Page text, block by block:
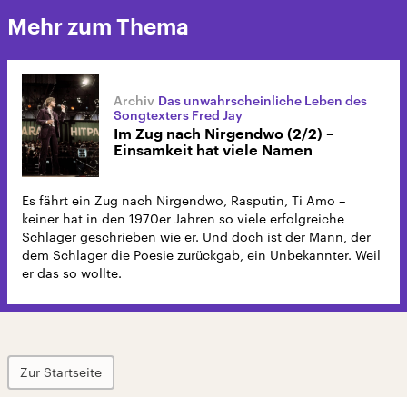
Mehr zum Thema
Das unwahrscheinliche Leben des
Songtexters Fred Jay
Im Zug nach Nirgendwo (2/2) –
Einsamkeit hat viele Namen
Es fährt ein Zug nach Nirgendwo, Rasputin, Ti Amo –
keiner hat in den 1970er Jahren so viele erfolgreiche
Schlager geschrieben wie er. Und doch ist der Mann, der
dem Schlager die Poesie zurückgab, ein Unbekannter. Weil
er das so wollte.
Zur Startseite